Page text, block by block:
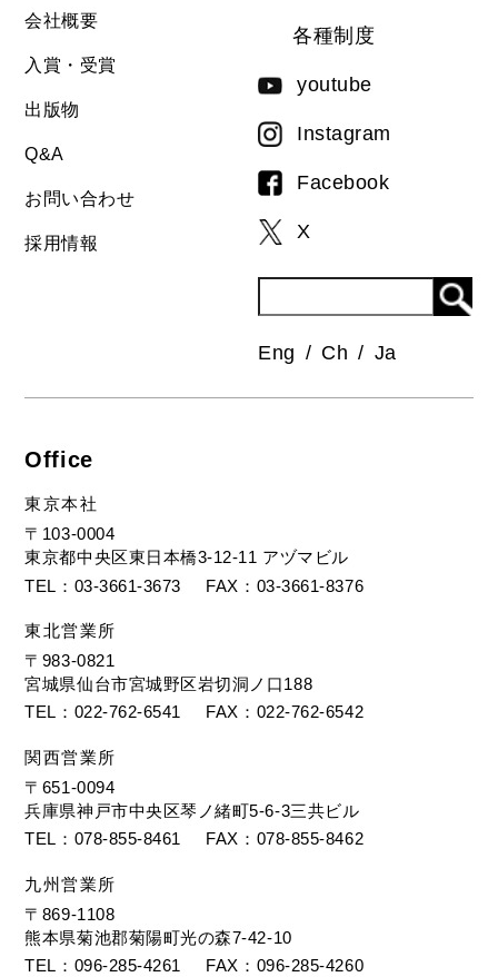
会社概要
入賞・受賞
出版物
Q&A
お問い合わせ
採用情報
各種制度
youtube
Instagram
Facebook
X
Eng Ch Ja
Office
東京本社
〒103-0004
東京都中央区東日本橋3-12-11 アヅマビル
TEL
03-3661-3673 FAX 03-3661-8376
東北営業所
〒983-0821
宮城県仙台市宮城野区岩切洞ノ口188
TEL
022-762-6541 FAX 022-762-6542
関西営業所
〒651-0094
兵庫県神戸市中央区琴ノ緒町5-6-3三共ビル
TEL
078-855-8461 FAX 078-855-8462
九州営業所
〒869-1108
熊本県菊池郡菊陽町光の森7-42-10
TEL
096-285-4261 FAX 096-285-4260